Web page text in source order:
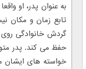
به عنوان پدر، او
تابع زمان و مکان
گردش خانوادگی
حفظ می کند. پدر
خواسته های